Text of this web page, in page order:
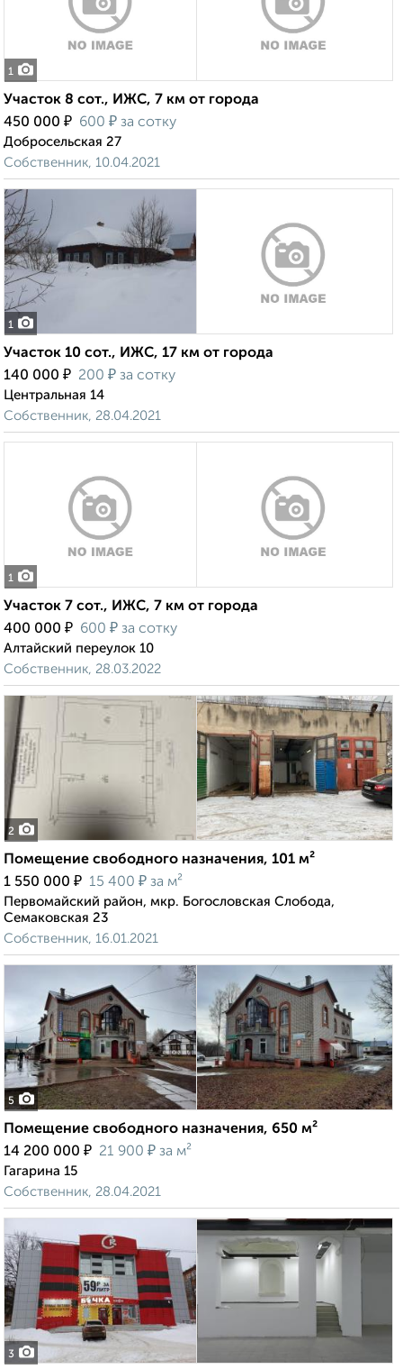
1
Участок 8 сот., ИЖС, 7 км от города
450 000 ₽ 600 ₽ за сотку
Добросельская 27
Собственник, 10.04.2021
1
Участок 10 сот., ИЖС, 17 км от города
140 000 ₽ 200 ₽ за сотку
Центральная 14
Собственник, 28.04.2021
1
Участок 7 сот., ИЖС, 7 км от города
400 000 ₽ 600 ₽ за сотку
Алтайский переулок 10
Собственник, 28.03.2022
2
Помещение свободного назначения, 101 м²
1 550 000 ₽ 15 400 ₽ за м²
Первомайский район, мкр. Богословская Слобода,
Семаковская 23
Собственник, 16.01.2021
5
Помещение свободного назначения, 650 м²
14 200 000 ₽ 21 900 ₽ за м²
Гагарина 15
Собственник, 28.04.2021
3